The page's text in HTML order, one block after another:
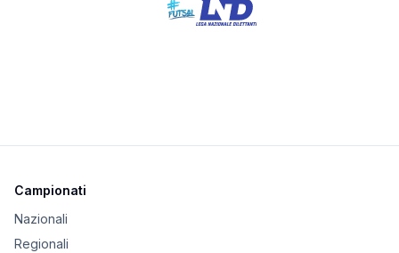
Campionati
Nazionali
Regionali